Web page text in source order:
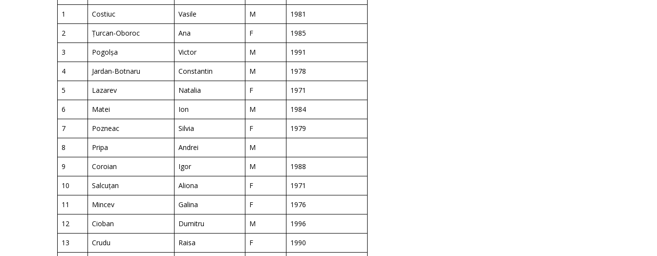
1 Costiuc Vasile M 1981
2 Țurcan-Oboroc Ana F 1985
3 Pogolșa Victor M 1991
4 Jardan-Botnaru Constantin M 1978
5 Lazarev Natalia F 1971
6 Matei Ion M 1984
7 Pozneac Silvia F 1979
8 Pripa Andrei M
9 Coroian Igor M 1988
10 Salcuțan Aliona F 1971
11 Mincev Galina F 1976
12 Cioban Dumitru M 1996
13 Crudu Raisa F 1990